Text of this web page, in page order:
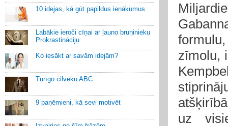
10 idejas, kā gūt papildus ienākumus
Labākie ieroči cīņai ar ļauno bruņinieku
Prokrastināciju
Ko iesākt ar savām idejām?
Turīgo cilvēku ABC
9 paņēmieni, kā sevi motivēt
zīmolu,
uz